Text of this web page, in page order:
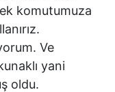
komutumuza
Ve
yani
oldu.